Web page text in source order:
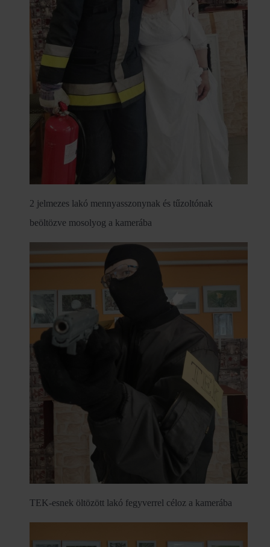
2 jelmezes lakó mennyasszonynak és tűzoltónak
beöltözve mosolyog a kamerába
TEK-esnek öltözött lakó fegyverrel céloz a kamerába